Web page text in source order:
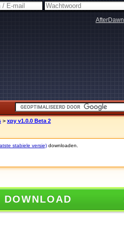
AfterDawn
> xpy v1.0.0 Beta 2
stabiele versie) downloaden.
DOWNLOAD